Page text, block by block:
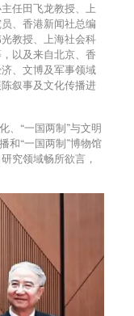
任田飞龙教授、上
、香港新闻社总编
教授、上海社会科
以及来自北京、香
、文博及军事领域
叙事及文化传播进
、“一国两制”与文明
和“一国两制”博物馆
究领域畅所欲言，